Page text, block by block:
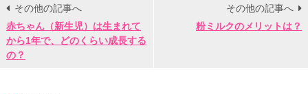
その他の記事へ
赤ちゃん（新生児）は生まれて
から1年で、どのくらい成長する
の？
その他の記事へ
粉ミルクのメリットは？